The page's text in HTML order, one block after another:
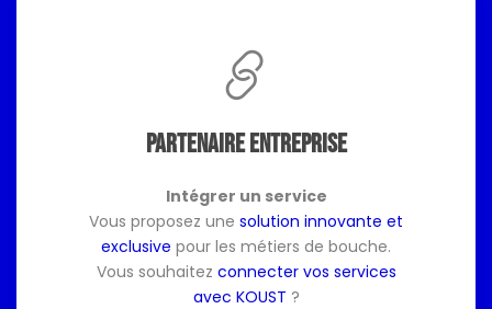
Partenaire entreprise
Intégrer un service
Vous proposez une solution innovante et
exclusive pour les métiers de bouche.
Vous souhaitez connecter vos services
avec KOUST ?